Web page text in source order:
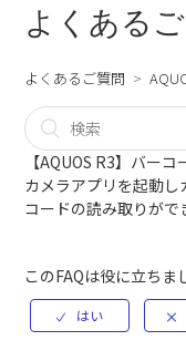
よくある
よくあるご質問
【AQUOS R3】バー
カメラアプリを起動
コードの読み取りがで
このFAQは役に立ちま